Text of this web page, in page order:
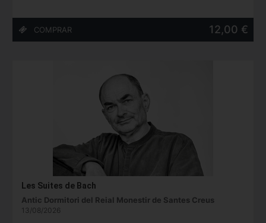
12,00 €
Les Suites de Bach
Antic Dormitori del Reial Monestir de Santes Creus
13/08/2026